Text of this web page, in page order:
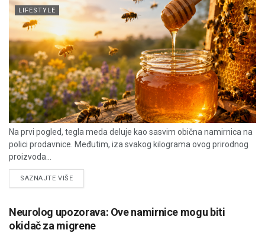
LIFESTYLE
Na prvi pogled, tegla meda deluje kao sasvim obična namirnica na
polici prodavnice. Međutim, iza svakog kilograma ovog prirodnog
proizvoda...
SAZNAJTE VIŠEDETAILS
Neurolog upozorava: Ove namirnice mogu biti
okidač za migrene